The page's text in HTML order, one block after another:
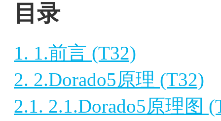
目录
1. 1.前言 (T32)
2. 2.Dorado5原理 (T32)
2.1. 2.1.Dorado5原理图